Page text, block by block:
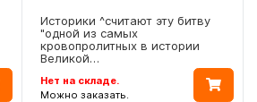
Историки ^считают эту битву
"одной из самых
кровопролитных в истории
Великой…
Нет на складе.
Можно заказать.